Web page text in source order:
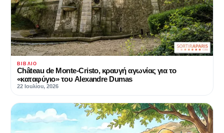
ΒΙΒΛΊΟ
Château de Monte-Cristo, κραυγή αγωνίας για το
«καταφύγιο» του Alexandre Dumas
22 Ιουλίου, 2026